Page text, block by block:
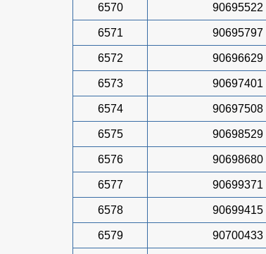
6570 90695522
6571 90695797
6572 90696629
6573 90697401
6574 90697508
6575 90698529
6576 90698680
6577 90699371
6578 90699415
6579 90700433